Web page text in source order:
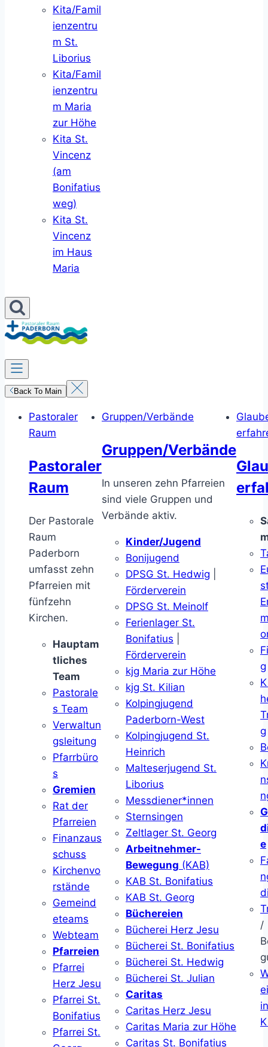
Kita/Famil
ienzentru
m St.
Liborius
Kita/Famil
ienzentru
m Maria
zur Höhe
Kita St.
Vincenz
(am
Bonifatius
weg)
Kita St.
Vincenz
im Haus
Maria
Back To Main
Pastoraler
Raum
Pastoraler
Raum
Der Pastorale
Raum
Paderborn
umfasst zehn
Pfarreien mit
fünfzehn
Kirchen.
Hauptam
tliches
Team
Pastorale
s Team
Verwaltun
gsleitung
Pfarrbüro
s
Gremien
Rat der
Pfarreien
Finanzaus
schuss
Kirchenvo
rstände
Gemeind
eteams
Webteam
Pfarreien
Pfarrei
Herz Jesu
Pfarrei St.
Bonifatius
Pfarrei St.
Gruppen/Verbände
Gruppen/Verbände
In unseren zehn Pfarreien
sind viele Gruppen und
Verbände aktiv.
Kinder/Jugend
Bonijugend
DPSG St. Hedwig
Förderverein
DPSG St. Meinolf
Ferienlager St.
Bonifatius
Förderverein
kjg Maria zur Höhe
kjg St. Kilian
Kolpingjugend
Paderborn-West
Kolpingjugend St.
Heinrich
Malteserjugend St.
Liborius
Messdiener*innen
Sternsingen
Zeltlager St. Georg
Arbeitnehmer-
Bewegung (KAB)
KAB St. Bonifatius
KAB St. Georg
Büchereien
Bücherei Herz Jesu
Bücherei St. Bonifatius
Bücherei St. Hedwig
Bücherei St. Julian
Caritas
Caritas Herz Jesu
Caritas Maria zur Höhe
Caritas St. Bonifatius
g
g
e
/